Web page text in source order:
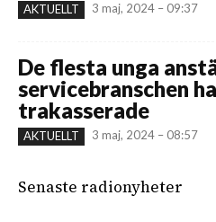
AKTUELLT 3 maj, 2024 – 09:37
De flesta unga
servicebranschen
trakasserade
AKTUELLT 3 maj, 2024 – 08:57
Senaste radionyheter